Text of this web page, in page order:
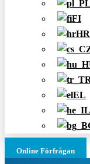
FI
HR
EL
Online Förfrågan